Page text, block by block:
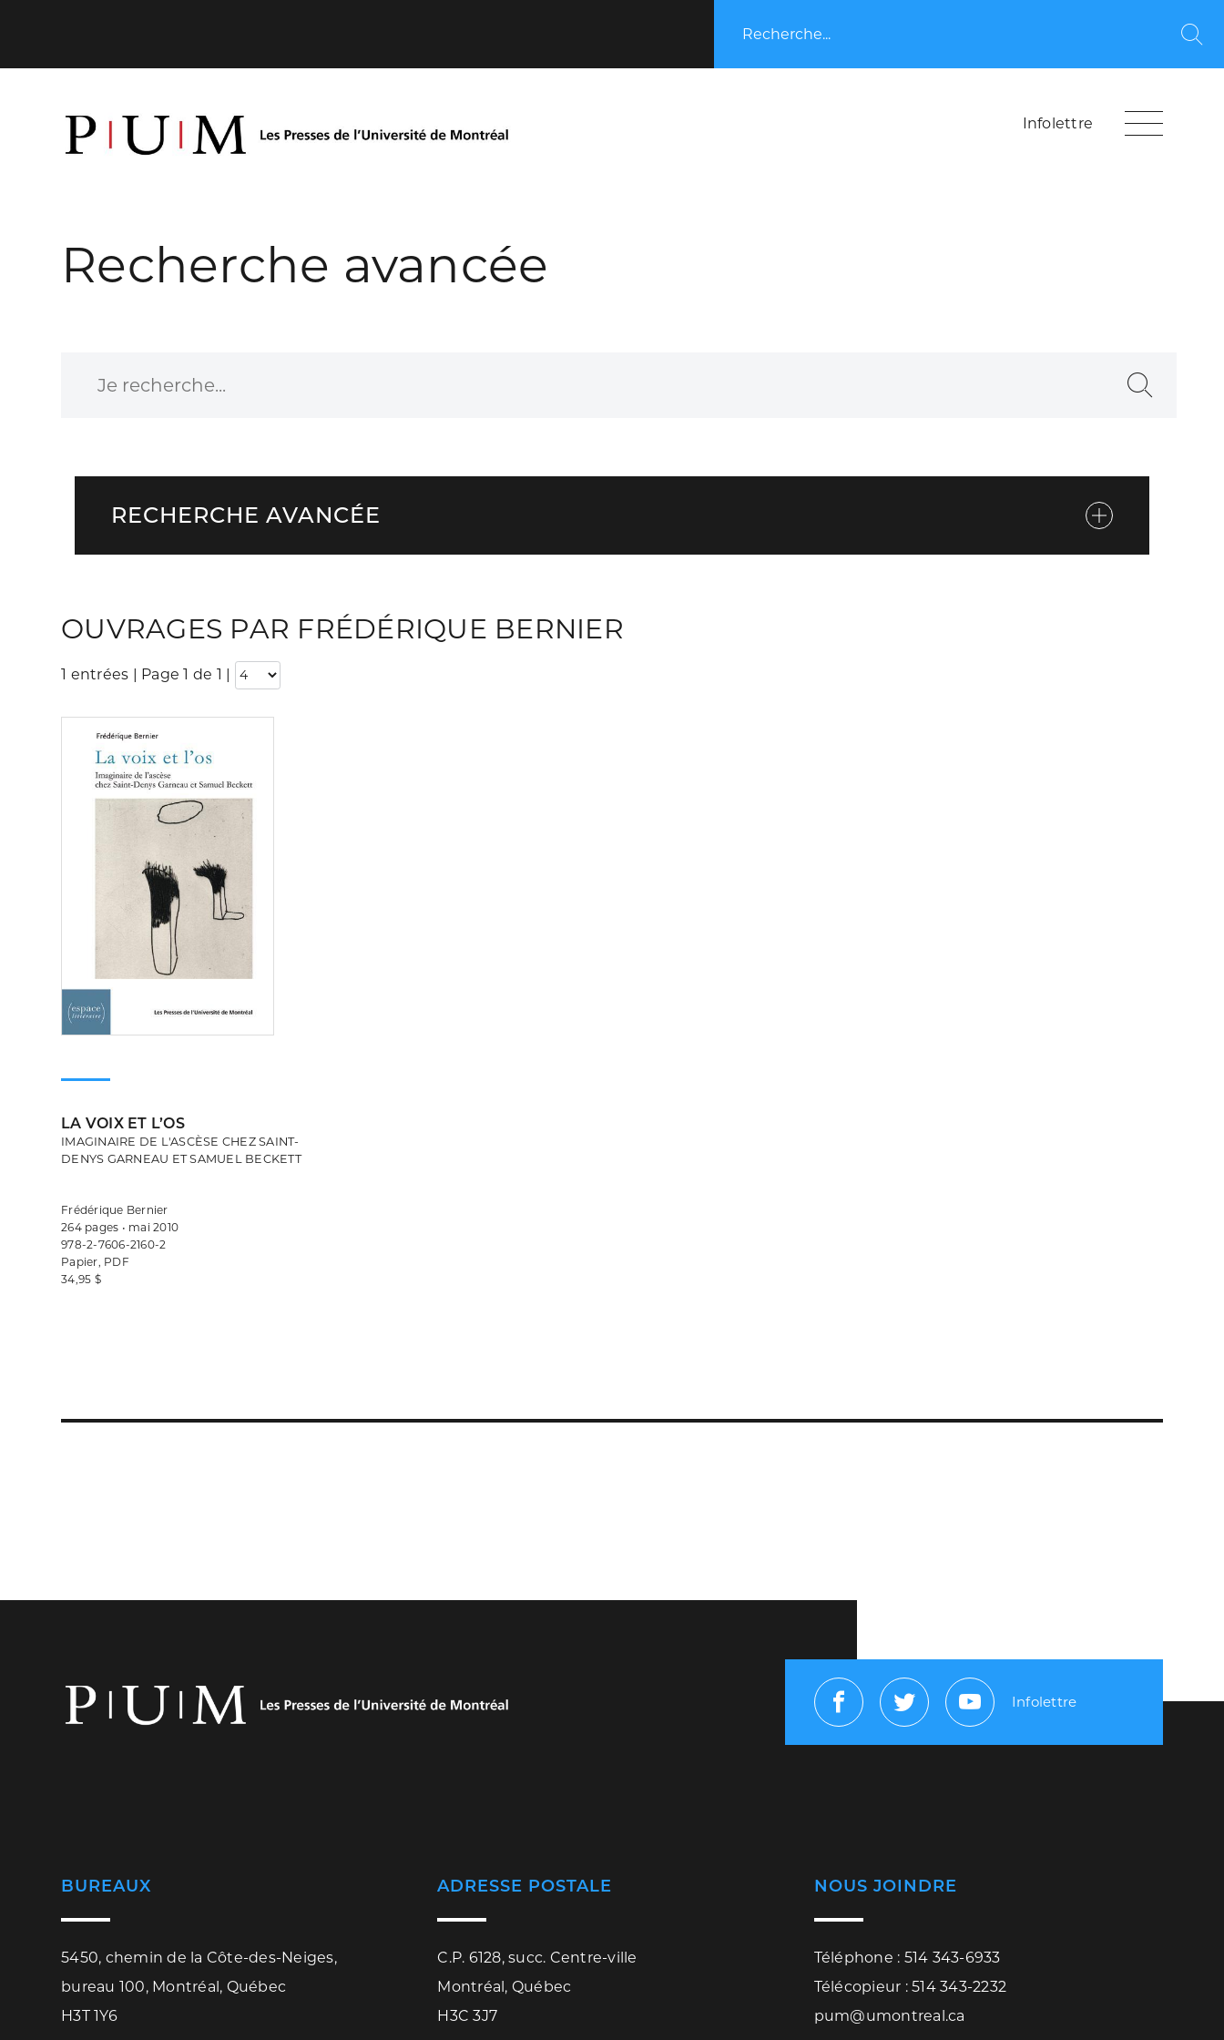
Recherche...
Infolettre
Recherche avancée
Recherche
RECHERCHE AVANCÉE
OUVRAGES PAR FRÉDÉRIQUE BERNIER
1 entrées | Page 1 de 1 |
LA VOIX ET L’OS
IMAGINAIRE DE L'ASCÈSE CHEZ SAINT-
DENYS GARNEAU ET SAMUEL BECKETT
Frédérique Bernier
264 pages • mai 2010
978-2-7606-2160-2
Papier, PDF
34,95 $
FacebookTwitterYoutube
Infolettre
BUREAUX
5450, chemin de la Côte-des-Neiges,
bureau 100, Montréal, Québec
H3T 1Y6
ADRESSE POSTALE
C.P. 6128, succ. Centre-ville
Montréal, Québec
H3C 3J7
NOUS JOINDRE
Téléphone : 514 343-6933
Télécopieur : 514 343-2232
pum@umontreal.ca